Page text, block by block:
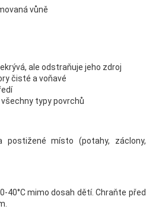
vůně
ale odstraňuje jeho zdroj
čisté a voňavé
typy povrchů
postižené místo (potahy, záclony,
40°C mimo dosah dětí. Chraňte před